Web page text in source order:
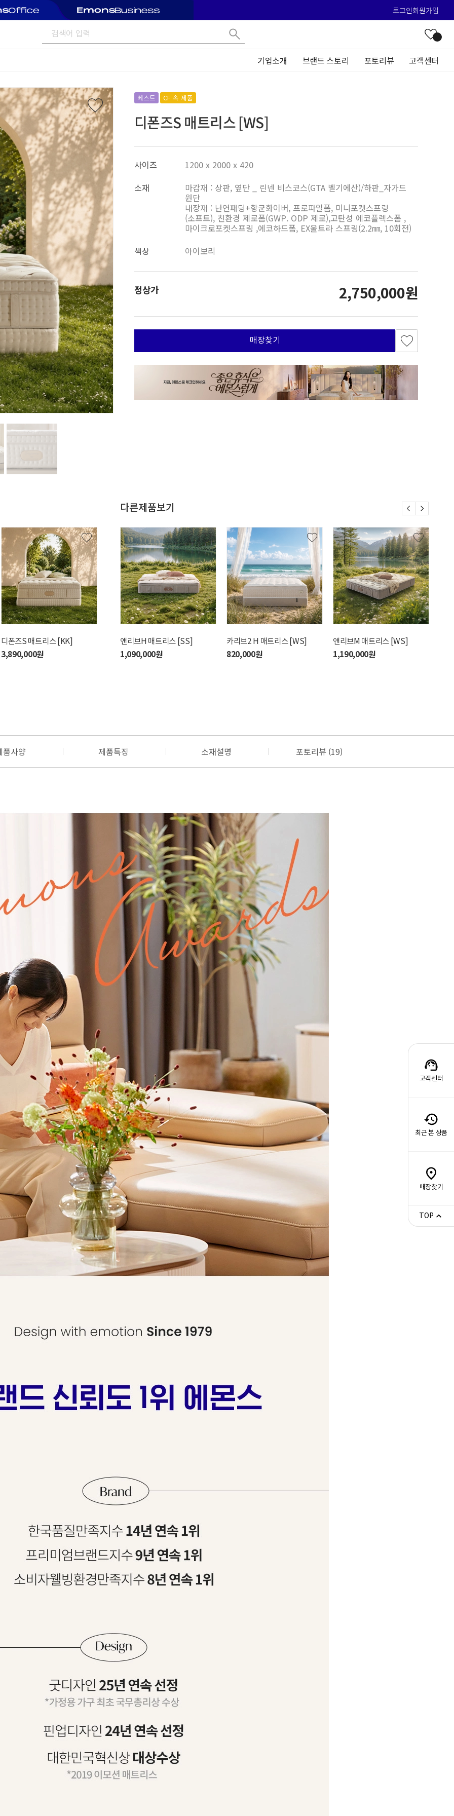
로그인회원가입
기업소개 브랜드 스토리 포토리뷰 고객센터
베스트 CF 속 제품
디폰즈S 매트리스 [WS]
사이즈
1200 x 2000 x 420
소재
마감재 : 상판, 옆단 _ 린넨 비스코스(GTA 벨기에산)/하판_자가드
원단
내장재 : 난연패딩+항균화이버, 프로파일폼, 미니포켓스프링
(소프트), 친환경 제로폼(GWP. ODP 제로),고탄성 에코플렉스폼 ,
마이크로포켓스프링 ,에코하드폼, EX울트라 스프링(2.2㎜, 10회전)
색상
아이보리
정상가 2,750,000원
매장찾기
디폰즈S 매트리스 [KK]
3,890,000원
다른제품보기
슬립핏S 매트리스 [SS]
1,490,000원
앤리브H 매트리스 [SS]
1,090,000원
카리브2 H 매트리스 [WS]
820,000원
앤리브M 매트리스 [WS]
1,190,000원
품사양 제품특징 소재설명 포토리뷰 (19)
고객센터
최근 본 상품
매장찾기
TOP